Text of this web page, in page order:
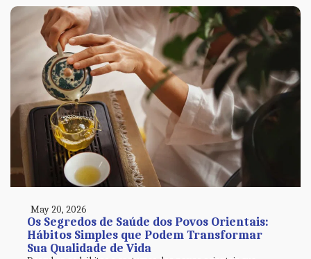
May 20, 2026
Os Segredos de Saúde dos Povos Orientais:
Hábitos Simples que Podem Transformar
Sua Qualidade de Vida